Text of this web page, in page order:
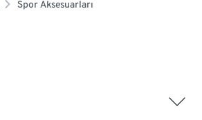
Spor Aksesuarları